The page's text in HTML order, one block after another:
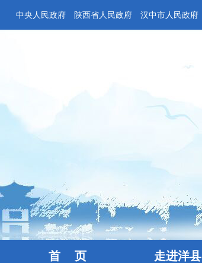
中央人民政府 陕西省人民政府 汉中市人民政府
首 页 走进洋县